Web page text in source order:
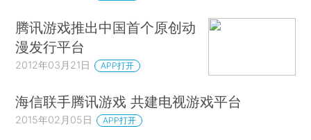
腾讯游戏推出中国首个原创动
漫发行平台
2012年03月21日 APP打开
海信联手腾讯游戏 共建电视游戏平台
2015年02月05日 APP打开